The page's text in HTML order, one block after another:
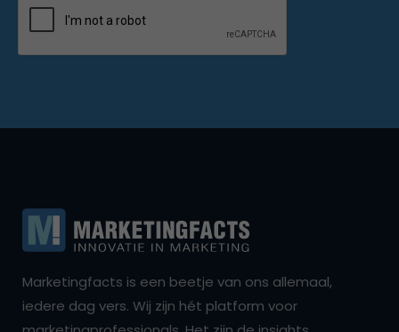
Marketingfacts is een beetje van ons allemaal,
iedere dag vers. Wij zijn hét platform voor